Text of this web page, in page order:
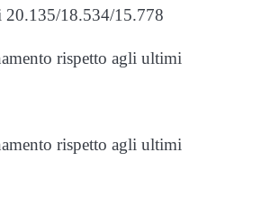
20.135/18.534/15.778
rispetto agli ultimi
rispetto agli ultimi